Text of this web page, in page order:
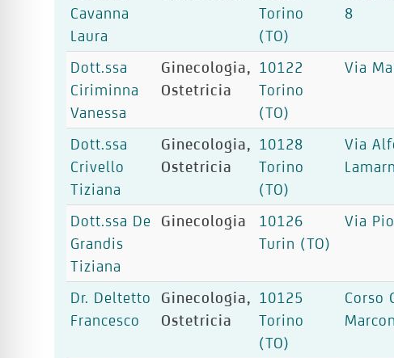
Cavanna
Laura
Torino
(TO)
8
Dott.ssa
Ciriminna
Vanessa
Ginecologia,
Ostetricia
10122
Torino
(TO)
Via
Dott.ssa
Crivello
Tiziana
Ginecologia,
Ostetricia
10128
Torino
(TO)
Via
Dott.ssa De
Grandis
Tiziana
Ginecologia
10126
Turin (TO)
Via
Dr. Deltetto
Francesco
Ginecologia,
Ostetricia
10125
Torino
(TO)
Corso